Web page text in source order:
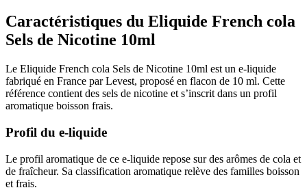
Caractéristiques du Eliquide French cola
Sels de Nicotine 10ml
Le Eliquide French cola Sels de Nicotine 10ml est un e-liquide
fabriqué en France par Levest, proposé en flacon de 10 ml. Cette
référence contient des sels de nicotine et s’inscrit dans un profil
aromatique boisson frais.
Profil du e-liquide
Le profil aromatique de ce e-liquide repose sur des arômes de cola et
de fraîcheur. Sa classification aromatique relève des familles boisson
et frais.